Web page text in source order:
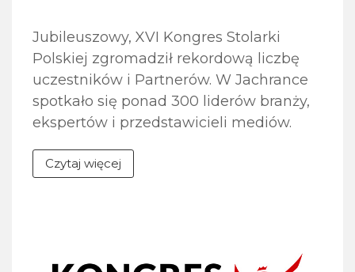
Jubileuszowy, XVI Kongres Stolarki
Polskiej zgromadził rekordową liczbę
uczestników i Partnerów. W Jachrance
spotkało się ponad 300 liderów branży,
ekspertów i przedstawicieli mediów.
hasłem „Fundamenty przyszłości –
okazję do świętowania 30-lecia Związku
Czytaj więcej